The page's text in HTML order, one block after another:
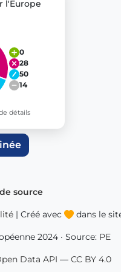
l'Europe
0
28
50
14
détails
source
| Créé avec dans le
2024 · Source: PE
Data API — CC BY 4.0